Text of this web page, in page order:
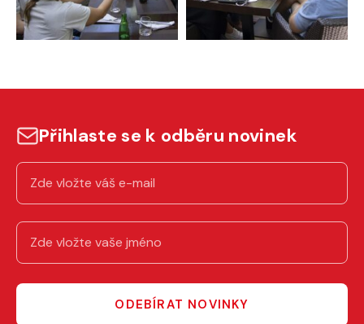
Přihlaste se k odběru novinek
ODEBÍRAT NOVINKY